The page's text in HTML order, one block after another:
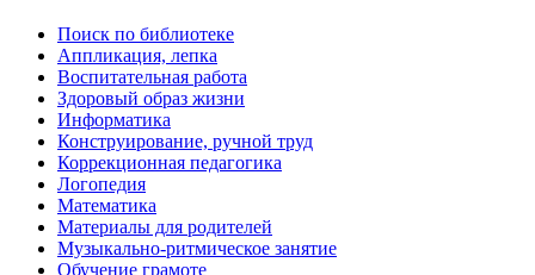
Поиск по библиотеке
Аппликация, лепка
Воспитательная работа
Здоровый образ жизни
Информатика
Конструирование, ручной труд
Коррекционная педагогика
Логопедия
Математика
Материалы для родителей
Музыкально-ритмическое занятие
Обучение грамоте